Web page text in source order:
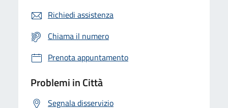
Richiedi assistenza
Chiama il numero
Prenota appuntamento
Problemi in Città
Segnala disservizio